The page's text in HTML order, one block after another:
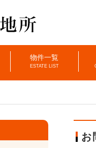
物件一覧
ESTATE LIST
お